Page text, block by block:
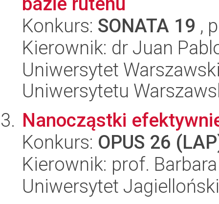
Konkurs: SONATA 19 ,
Kierownik: dr Juan
Uniwersytet
Uniwersytetu
Nanocząstki
Konkurs: OPUS 26
Kierownik: prof.
Uniwersytet